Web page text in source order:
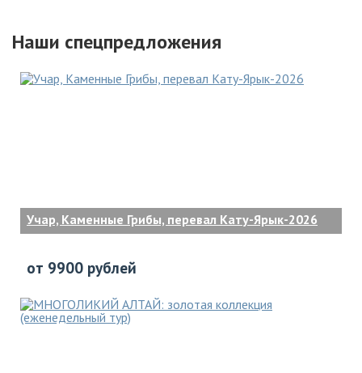
Наши спецпредложения
Учар, Каменные Грибы, перевал Кату-Ярык-2026
от 9900 рублей